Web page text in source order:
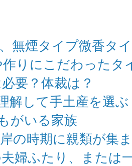
無煙タイプ微香タ
りにこだわったタ
要？体裁は？
解して手土産を選ぶ
がいる家族
の時期に親類が集
婦ふたり、または